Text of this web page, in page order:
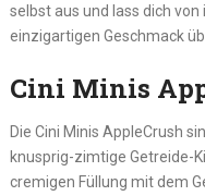
selbst aus und lass dich von
einzigartigen Geschmack
Cini Minis
Die Cini Minis AppleCrush
knusprig-zimtige Getreide-
cremigen Füllung mit dem